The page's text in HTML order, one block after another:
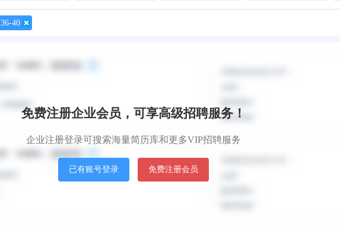
36-40
免费注册企业会员，可享高级招聘服务！
企业注册登录可搜索海量简历库和更多VIP招聘服务
已有账号登录 免费注册会员